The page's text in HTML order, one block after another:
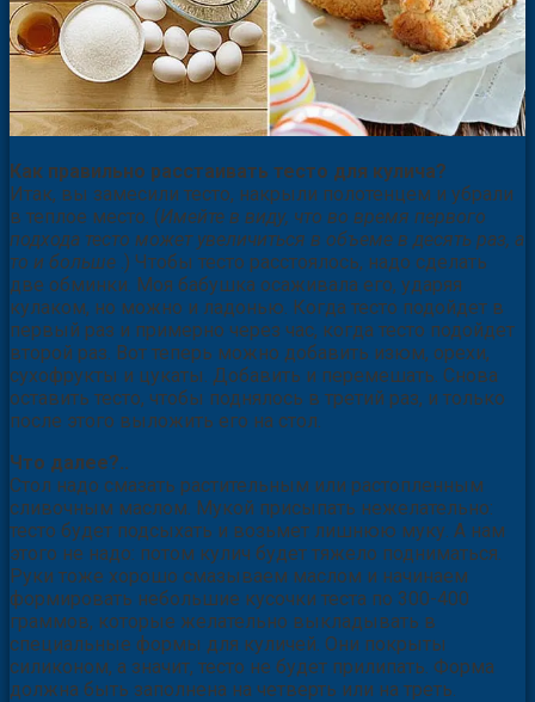
Как правильно расстаивать тесто для кулича?
Итак, вы замесили тесто, накрыли полотенцем и убрали
в теплое место. (Имейте в виду, что во время первого
подхода тесто может увеличиться в объеме в десять раз, а
то и больше .) Чтобы тесто расстоялось, надо сделать
две обминки. Моя бабушка осаживала его, ударяя
кулаком, но можно и ладонью. Когда тесто подойдет в
первый раз и примерно через час, когда тесто подойдет
второй раз. Вот теперь можно добавить изюм, орехи,
сухофрукты и цукаты. Добавить и перемешать. Снова
оставить тесто, чтобы поднялось в третий раз, и только
после этого выложить его на стол.
Что далее?..
Стол надо смазать растительным или растопленным
сливочным маслом. Мукой присыпать нежелательно:
тесто будет подсыхать и возьмет лишнюю муку. А нам
этого не надо: потом кулич будет тяжело подниматься.
Руки тоже хорошо смазываем маслом и начинаем
формировать небольшие кусочки теста по 300-400
граммов, которые желательно выкладывать в
специальные формы для куличей. Они покрыты
силиконом, а значит, тесто не будет прилипать. Форма
должна быть заполнена на четверть или на треть.